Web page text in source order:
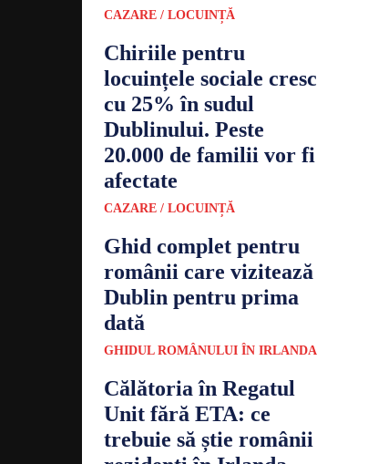
CAZARE / LOCUINȚĂ
Chiriile pentru
locuințele sociale cresc
cu 25% în sudul
Dublinului. Peste
20.000 de familii vor fi
afectate
CAZARE / LOCUINȚĂ
Ghid complet pentru
românii care vizitează
Dublin pentru prima
dată
GHIDUL ROMÂNULUI ÎN IRLANDA
Călătoria în Regatul
Unit fără ETA: ce
trebuie să știe românii